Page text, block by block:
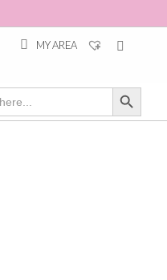
MY AREA
Search Button